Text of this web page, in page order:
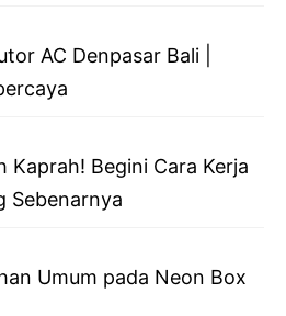
AC Denpasar Bali |
Kaprah! Begini Cara Kerja
Sebenarnya
Umum pada Neon Box